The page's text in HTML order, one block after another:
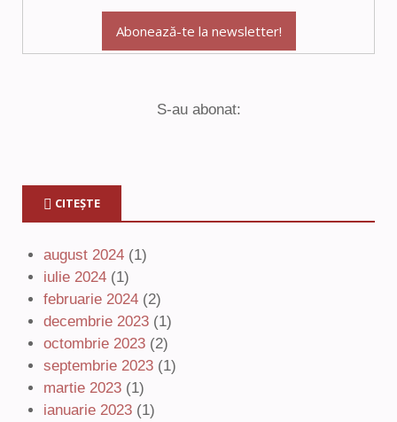
S-au abonat:
CITEȘTE
august 2024 (1)
iulie 2024 (1)
februarie 2024 (2)
decembrie 2023 (1)
octombrie 2023 (2)
septembrie 2023 (1)
martie 2023 (1)
ianuarie 2023 (1)